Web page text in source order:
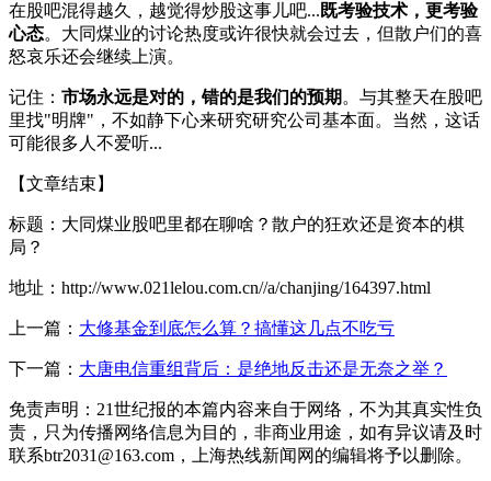
在股吧混得越久，越觉得炒股这事儿吧...既考验技术，更考验
心态。大同煤业的讨论热度或许很快就会过去，但散户们的喜
怒哀乐还会继续上演。
记住： 市场永远是对的，错的是我们的预期。与其整天在股吧
里找"明牌"，不如静下心来研究研究公司基本面。当然，这话
可能很多人不爱听...
【文章结束】
标题：大同煤业股吧里都在聊啥？散户的狂欢还是资本的棋
局？
地址：http://www.021lelou.com.cn//a/chanjing/164397.html
上一篇： 大修基金到底怎么算？搞懂这几点不吃亏
下一篇： 大唐电信重组背后：是绝地反击还是无奈之举？
免责声明：21世纪报的本篇内容来自于网络，不为其真实性负
责，只为传播网络信息为目的，非商业用途，如有异议请及时
联系btr2031@163.com，上海热线新闻网的编辑将予以删除。